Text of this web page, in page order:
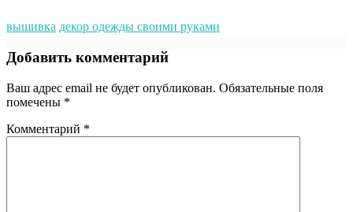
вышивка декор одежды своими руками
Добавить комментарий
Ваш адрес email не будет опубликован. Обязательные поля
помечены *
Комментарий *